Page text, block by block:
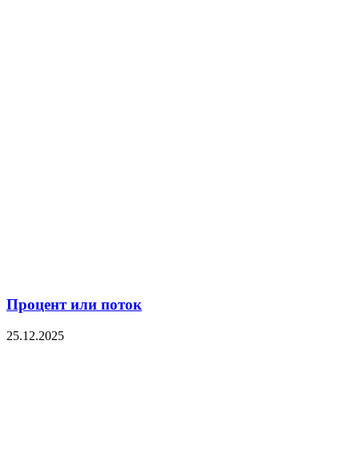
Процент или поток
25.12.2025